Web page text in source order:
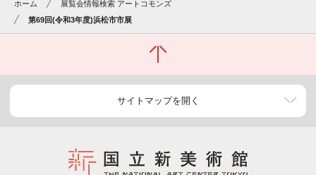
ホーム
展覧会情報検索 アートコモンズ
第69回(令和3年度)浜松市市展
サイトマップを開く